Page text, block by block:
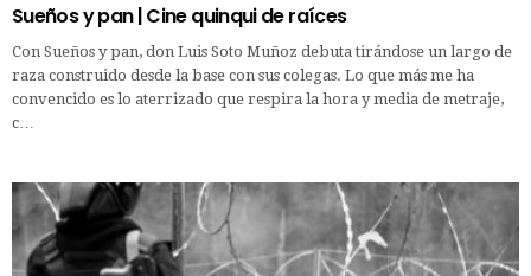
Sueños y pan | Cine quinqui de raíces
Con Sueños y pan, don Luis Soto Muñoz debuta tirándose un largo de
raza construido desde la base con sus colegas. Lo que más me ha
convencido es lo aterrizado que respira la hora y media de metraje,
c…